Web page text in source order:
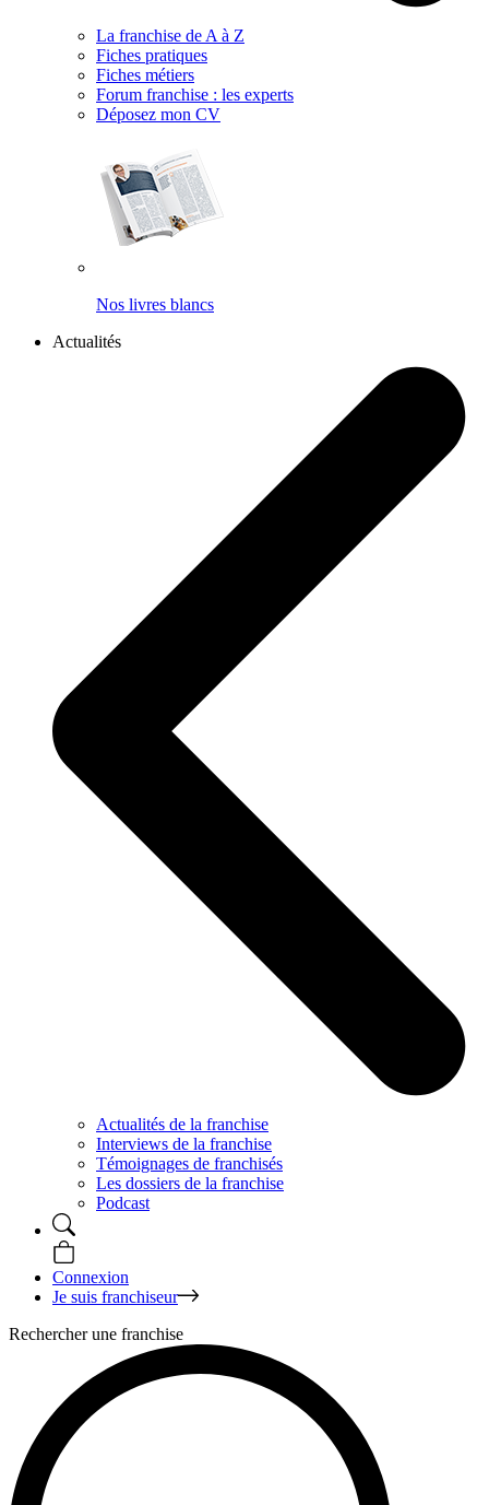
La franchise de A à Z
Fiches pratiques
Fiches métiers
Forum franchise : les experts
Déposez mon CV
Nos livres blancs
Actualités
Actualités de la franchise
Interviews de la franchise
Témoignages de franchisés
Les dossiers de la franchise
Podcast
Connexion
Je suis franchiseur
Rechercher une franchise